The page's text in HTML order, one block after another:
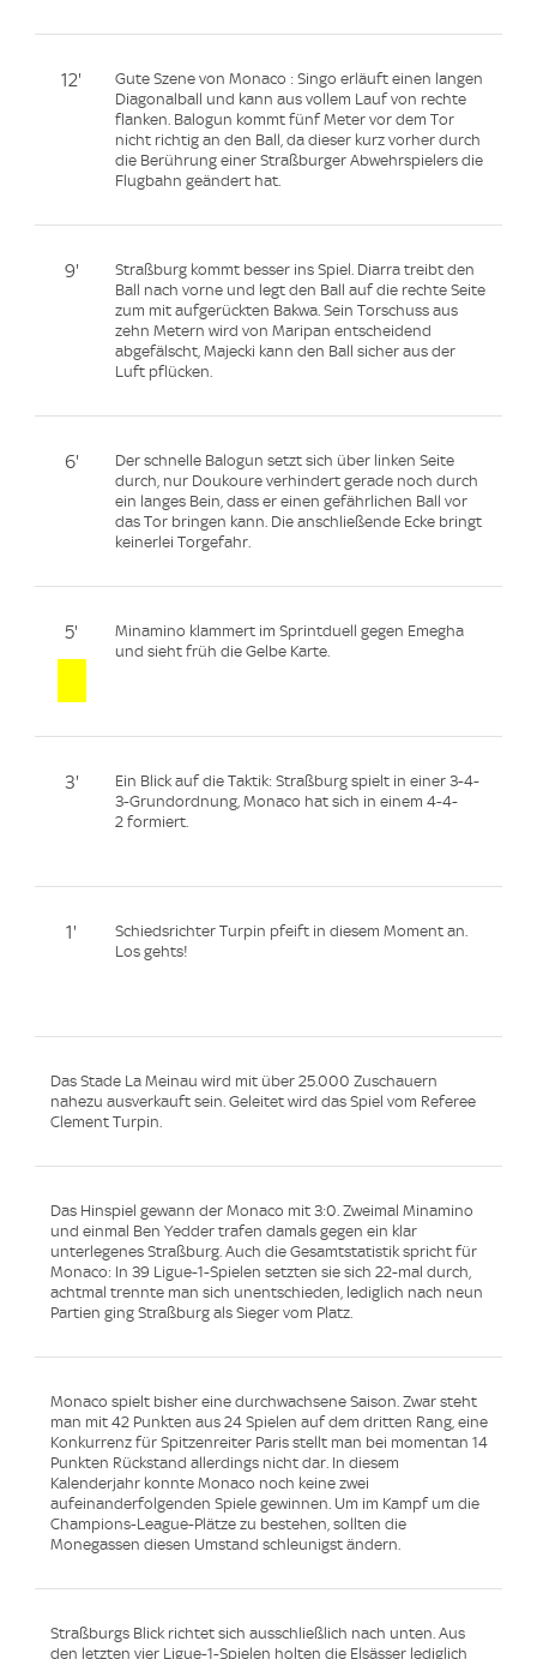
12'
Gute Szene von Monaco : Singo erläuft einen langen
Diagonalball und kann aus vollem Lauf von rechte
flanken. Balogun kommt fünf Meter vor dem Tor
nicht richtig an den Ball, da dieser kurz vorher durch
die Berührung einer Straßburger Abwehrspielers die
Flugbahn geändert hat.
9'
Straßburg kommt besser ins Spiel. Diarra treibt den
Ball nach vorne und legt den Ball auf die rechte Seite
zum mit aufgerückten Bakwa. Sein Torschuss aus
zehn Metern wird von Maripan entscheidend
abgefälscht, Majecki kann den Ball sicher aus der
Luft pflücken.
6'
Der schnelle Balogun setzt sich über linken Seite
durch, nur Doukoure verhindert gerade noch durch
ein langes Bein, dass er einen gefährlichen Ball vor
das Tor bringen kann. Die anschließende Ecke bringt
keinerlei Torgefahr.
5'
Minamino klammert im Sprintduell gegen Emegha
und sieht früh die Gelbe Karte.
3'
Ein Blick auf die Taktik: Straßburg spielt in einer 3-4-
3-Grundordnung, Monaco hat sich in einem 4-4-
2 formiert.
1'
Schiedsrichter Turpin pfeift in diesem Moment an.
Los gehts!
Das Stade La Meinau wird mit über 25.000 Zuschauern
nahezu ausverkauft sein. Geleitet wird das Spiel vom Referee
Clement Turpin.
Das Hinspiel gewann der Monaco mit 3:0. Zweimal Minamino
und einmal Ben Yedder trafen damals gegen ein klar
unterlegenes Straßburg. Auch die Gesamtstatistik spricht für
Monaco: In 39 Ligue-1-Spielen setzten sie sich 22-mal durch,
achtmal trennte man sich unentschieden, lediglich nach neun
Partien ging Straßburg als Sieger vom Platz.
Monaco spielt bisher eine durchwachsene Saison. Zwar steht
man mit 42 Punkten aus 24 Spielen auf dem dritten Rang, eine
Konkurrenz für Spitzenreiter Paris stellt man bei momentan 14
Punkten Rückstand allerdings nicht dar. In diesem
Kalenderjahr konnte Monaco noch keine zwei
aufeinanderfolgenden Spiele gewinnen. Um im Kampf um die
Champions-League-Plätze zu bestehen, sollten die
Monegassen diesen Umstand schleunigst ändern.
Straßburgs Blick richtet sich ausschließlich nach unten. Aus
den letzten vier Ligue-1-Spielen holten die Elsässer lediglich